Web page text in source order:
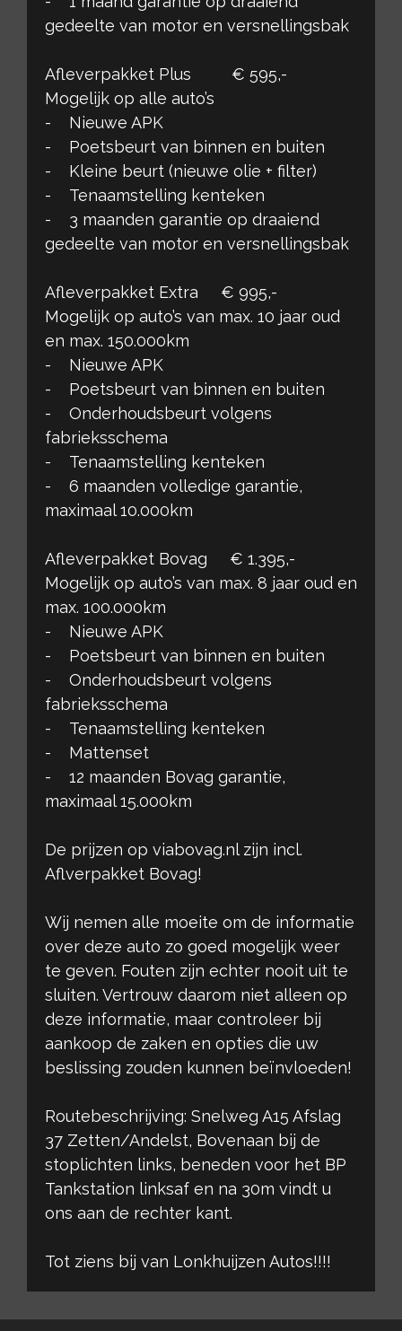
gedeelte van motor en versnellingsbak
Afleverpakket Plus € 595,-
Mogelijk op alle auto’s
- Nieuwe APK
- Poetsbeurt van binnen en buiten
- Kleine beurt (nieuwe olie + filter)
- Tenaamstelling kenteken
- 3 maanden garantie op draaiend
gedeelte van motor en versnellingsbak
Afleverpakket Extra € 995,-
Mogelijk op auto’s van max. 10 jaar oud
en max. 150.000km
- Nieuwe APK
- Poetsbeurt van binnen en buiten
- Onderhoudsbeurt volgens
fabrieksschema
- Tenaamstelling kenteken
- 6 maanden volledige garantie,
maximaal 10.000km
Afleverpakket Bovag € 1.395,-
Mogelijk op auto’s van max. 8 jaar oud en
max. 100.000km
- Nieuwe APK
- Poetsbeurt van binnen en buiten
- Onderhoudsbeurt volgens
fabrieksschema
- Tenaamstelling kenteken
- Mattenset
- 12 maanden Bovag garantie,
maximaal 15.000km
De prijzen op viabovag.nl zijn incl.
Aflverpakket Bovag!
Wij nemen alle moeite om de informatie
over deze auto zo goed mogelijk weer
te geven. Fouten zijn echter nooit uit te
sluiten. Vertrouw daarom niet alleen op
deze informatie, maar controleer bij
aankoop de zaken en opties die uw
beslissing zouden kunnen beïnvloeden!
Routebeschrijving: Snelweg A15 Afslag
37 Zetten/Andelst, Bovenaan bij de
stoplichten links, beneden voor het BP
Tankstation linksaf en na 30m vindt u
ons aan de rechter kant.
Tot ziens bij van Lonkhuijzen Autos!!!!